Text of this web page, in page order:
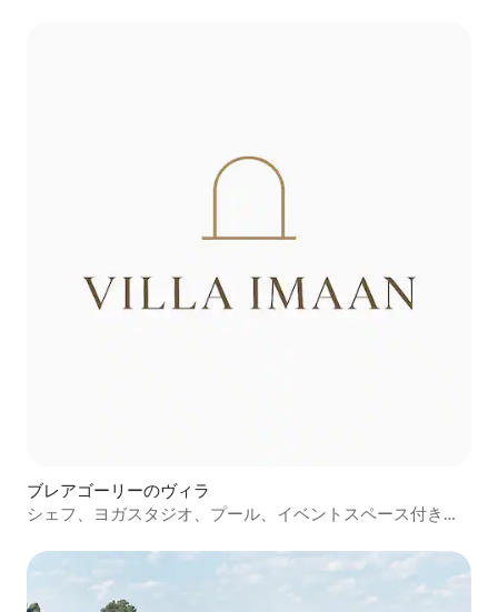
ブレアゴーリーのヴィラ
シェフ、ヨガスタジオ、プール、イベントスペース付きの